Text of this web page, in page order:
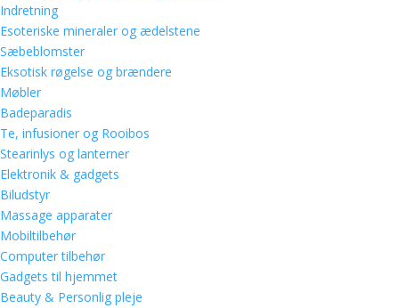
Indretning
Esoteriske mineraler og ædelstene
Sæbeblomster
Eksotisk røgelse og brændere
Møbler
Badeparadis
Te, infusioner og Rooibos
Stearinlys og lanterner
Elektronik & gadgets
Biludstyr
Massage apparater
Mobiltilbehør
Computer tilbehør
Gadgets til hjemmet
Beauty & Personlig pleje